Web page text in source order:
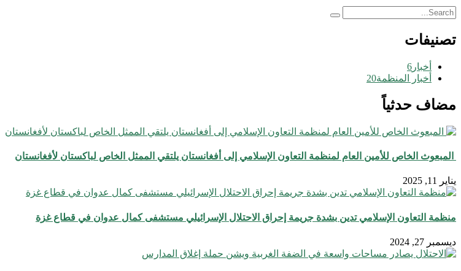
تصنيفات
أخبار 6
أخبار المنظمة20
مضاف حدثياً
يناير 11, 2025
منظمة التعاون الإسلامي تدين بشدة جريمة إحراق الاحتلال الإسرائيلي مستشفى كمال عدوان في قطاع غزة
ديسمبر 27, 2024